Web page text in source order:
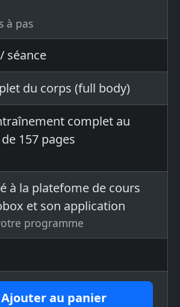
à pas
séance
du corps (full body)
complet au
157 pages
à la platefome de cours
et son application
programme
Ajouter au panier